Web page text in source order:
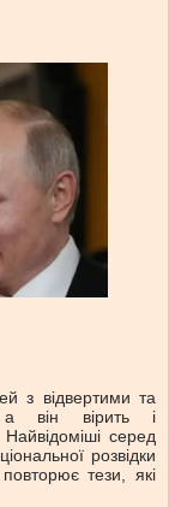
з відвертими та
а він вірить і
серед
розвідки
тези, які